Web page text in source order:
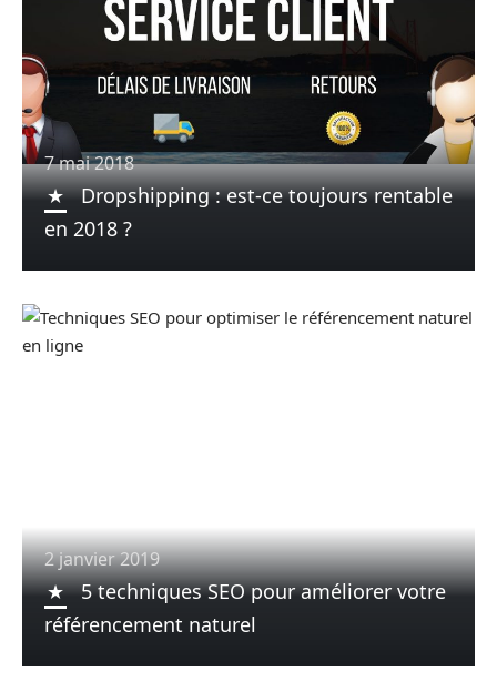
7 mai 2018
Dropshipping : est-ce toujours rentable
en 2018 ?
2 janvier 2019
5 techniques SEO pour améliorer votre
référencement naturel